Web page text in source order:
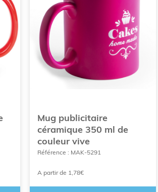
Mug publicitaire
céramique 350 ml de
couleur vive
Référence : MAK-5291
A partir de 1,78€